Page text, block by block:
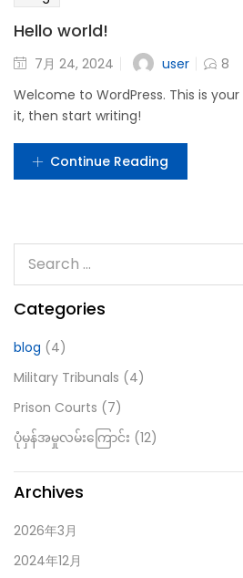
Hello world!
7月 24, 2024 user
8
Welcome to WordPress. This is
it, then start writing!
Continue Reading
Categories
blog (4)
Military Tribunals (4)
Prison Courts (7)
ပုံမှန်အမှုလမ်းကြောင်း (12)
Archives
2026年3月
2024年12月